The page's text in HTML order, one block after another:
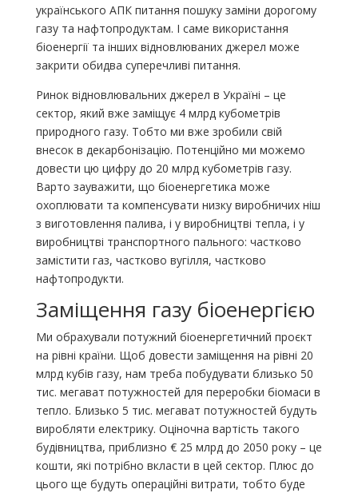
українського АПК питання пошуку заміни дорогому
газу та нафтопродуктам. І саме використання
біоенергії та інших відновлюваних джерел може
закрити обидва суперечливі питання.
Ринок відновлювальних джерел в Україні – це
сектор, який вже заміщує 4 млрд кубометрів
природного газу. Тобто ми вже зробили свій
внесок в декарбонізацію. Потенційно ми можемо
довести цю цифру до 20 млрд кубометрів газу.
Варто зауважити, що біоенергетика може
охоплювати та компенсувати низку виробничих ніш
з виготовлення палива, і у виробництві тепла, і у
виробництві транспортного пального: частково
замістити газ, частково вугілля, частково
нафтопродукти.
Заміщення газу біоенергією
Ми обрахували потужний біоенергетичний проєкт
на рівні країни. Щоб довести заміщення на рівні 20
млрд кубів газу, нам треба побудувати близько 50
тис. мегават потужностей для переробки біомаси в
тепло. Близько 5 тис. мегават потужностей будуть
виробляти електрику. Оціночна вартість такого
будівництва, приблизно € 25 млрд до 2050 року – це
кошти, які потрібно вкласти в цей сектор. Плюс до
цього ще будуть операційні витрати, тобто буде